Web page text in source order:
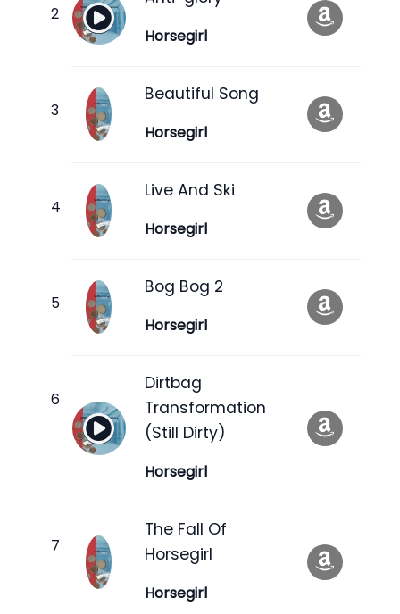
Horsegirl
Beautiful Song
Horsegirl
Live And Ski
Horsegirl
Bog Bog 2
Horsegirl
Dirtbag
Transformation
(Still Dirty)
Horsegirl
The Fall Of
Horsegirl
Horsegirl